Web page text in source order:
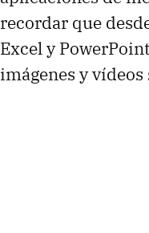
recordar que
Excel y
imágenes y